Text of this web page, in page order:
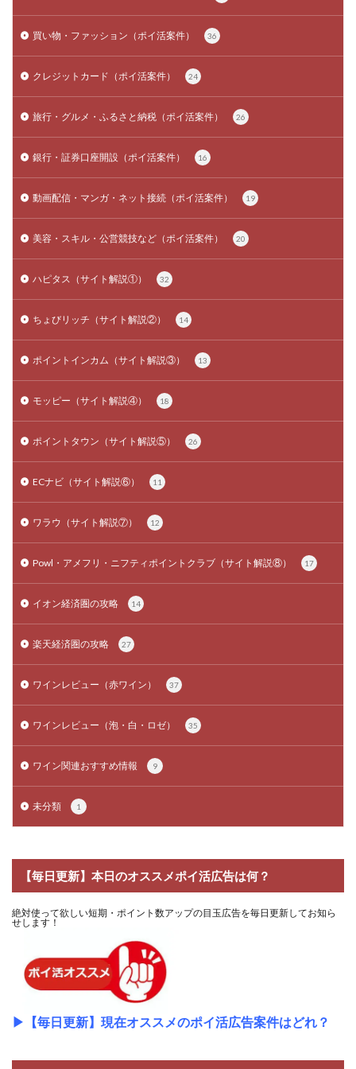
買い物・ファッション（ポイ活案件） 36
クレジットカード（ポイ活案件） 24
旅行・グルメ・ふるさと納税（ポイ活案件） 26
銀行・証券口座開設（ポイ活案件） 16
動画配信・マンガ・ネット接続（ポイ活案件） 19
美容・スキル・公営競技など（ポイ活案件） 20
ハピタス（サイト解説①） 32
ちょびリッチ（サイト解説②） 14
ポイントインカム（サイト解説③） 13
モッピー（サイト解説④） 18
ポイントタウン（サイト解説⑤） 26
ECナビ（サイト解説⑥） 11
ワラウ（サイト解説⑦） 12
Powl・アメフリ・ニフティポイントクラブ（サイト解説⑧） 17
イオン経済圏の攻略 14
楽天経済圏の攻略 27
ワインレビュー（赤ワイン） 37
ワインレビュー（泡・白・ロゼ） 35
ワイン関連おすすめ情報 9
未分類 1
【毎日更新】本日のオススメポイ活広告は何？
絶対使って欲しい短期・ポイント数アップの目玉広告を毎日更新してお知ら
せします！
▶ 【毎日更新】現在オススメのポイ活広告案件はどれ？